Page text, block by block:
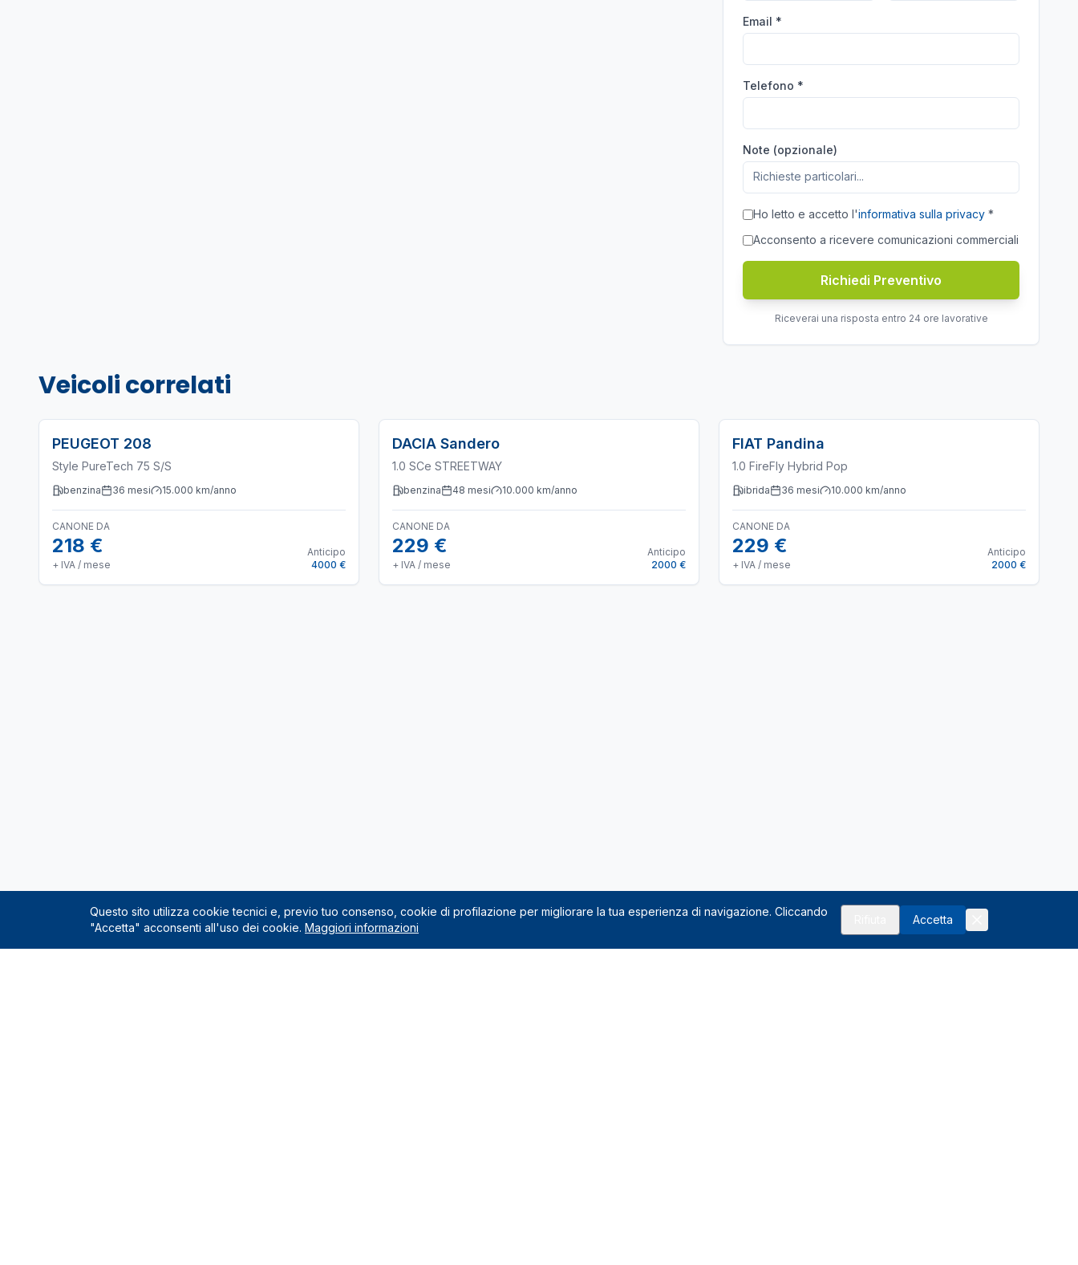
Email *
Telefono *
Note (opzionale)
Ho letto e accetto l'informativa sulla privacy *
Acconsento a ricevere comunicazioni commerciali
Richiedi Preventivo
Riceverai una risposta entro 24 ore lavorative
Veicoli correlati
PEUGEOT 208
Style PureTech 75 S/S
benzina 36 mesi 15.000 km/anno
CANONE DA
218 €
+ IVA / mese
Anticipo
4000 €
DACIA Sandero
1.0 SCe STREETWAY
benzina 48 mesi 10.000 km/anno
CANONE DA
229 €
+ IVA / mese
Anticipo
2000 €
FIAT Pandina
1.0 FireFly Hybrid Pop
ibrida 36 mesi 10.000 km/anno
CANONE DA
229 €
+ IVA / mese
Anticipo
2000 €
Questo sito utilizza cookie tecnici e, previo tuo consenso, cookie di profilazione per migliorare la tua esperienza di navigazione. Cliccando
"Accetta" acconsenti all'uso dei cookie. Maggiori informazioni
Accetta